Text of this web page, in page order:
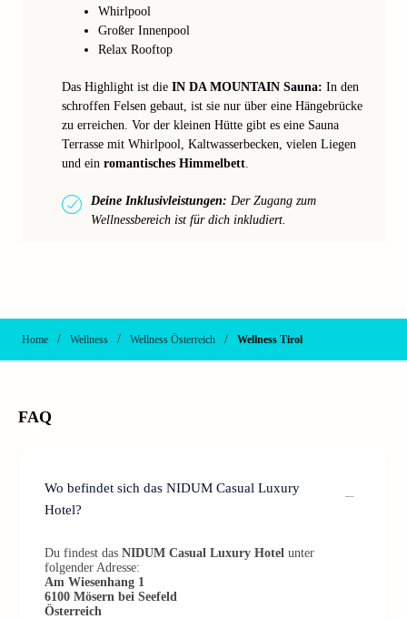
Whirlpool
Großer Innenpool
Relax Rooftop
Das Highlight ist die IN DA MOUNTAIN Sauna: In den
schroffen Felsen gebaut, ist sie nur über eine Hängebrücke
zu erreichen. Vor der kleinen Hütte gibt es eine Sauna
Terrasse mit Whirlpool, Kaltwasserbecken, vielen Liegen
und ein romantisches Himmelbett.
Deine Inklusivleistungen: Der Zugang zum
Wellnessbereich ist für dich inkludiert.
Home / Wellness / Wellness Österreich / Wellness Tirol
FAQ
Wo befindet sich das NIDUM Casual Luxury
Hotel?
Du findest das NIDUM Casual Luxury Hotel unter
folgender Adresse:
Am Wiesenhang 1
6100 Mösern bei Seefeld
Österreich